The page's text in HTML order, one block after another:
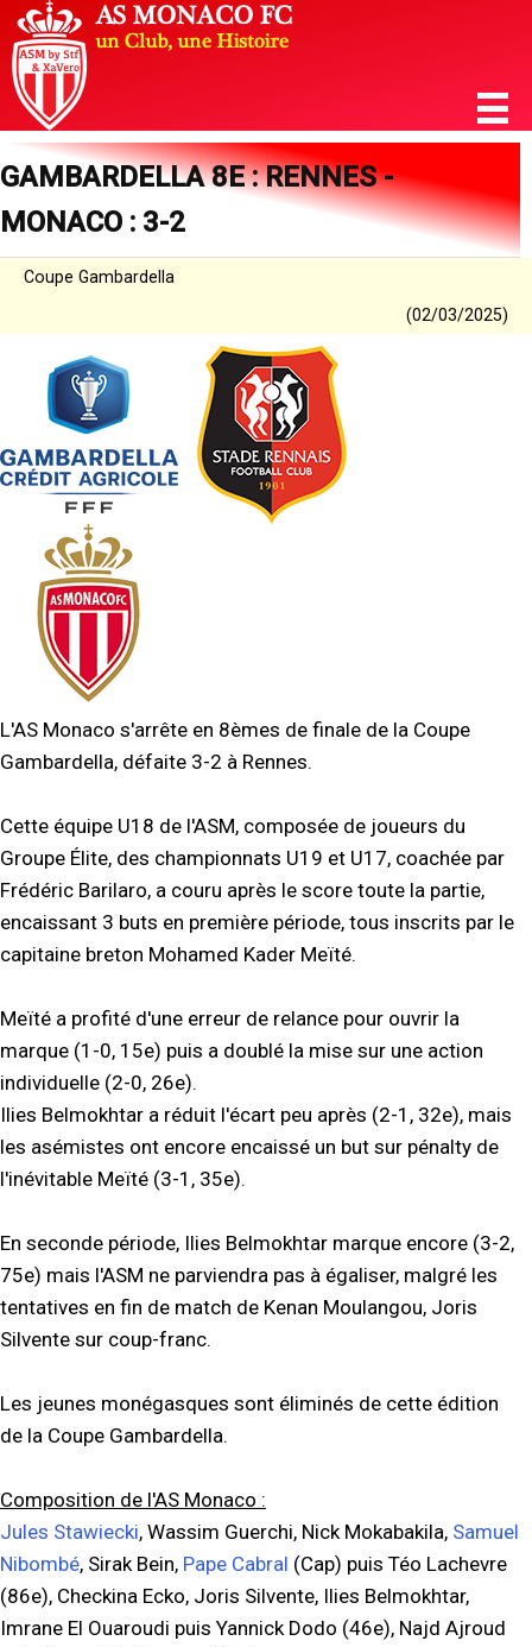
GAMBARDELLA 8E : RENNES -
MONACO : 3-2
Coupe Gambardella
(02/03/2025)
L'AS Monaco s'arrête en 8èmes de finale de la Coupe
Gambardella, défaite 3-2 à Rennes.
Cette équipe U18 de l'ASM, composée de joueurs du
Groupe Élite, des championnats U19 et U17, coachée par
Frédéric Barilaro, a couru après le score toute la partie,
encaissant 3 buts en première période, tous inscrits par le
capitaine breton Mohamed Kader Meïté.
Meïté a profité d'une erreur de relance pour ouvrir la
marque (1-0, 15e) puis a doublé la mise sur une action
individuelle (2-0, 26e).
Ilies Belmokhtar a réduit l'écart peu après (2-1, 32e), mais
les asémistes ont encore encaissé un but sur pénalty de
l'inévitable Meïté (3-1, 35e).
En seconde période, Ilies Belmokhtar marque encore (3-2,
75e) mais l'ASM ne parviendra pas à égaliser, malgré les
tentatives en fin de match de Kenan Moulangou, Joris
Silvente sur coup-franc.
Les jeunes monégasques sont éliminés de cette édition
de la Coupe Gambardella.
Composition de l'AS Monaco :
Jules Stawiecki, Wassim Guerchi, Nick Mokabakila, Samuel
Nibombé, Sirak Bein, Pape Cabral (Cap) puis Téo Lachevre
(86e), Checkina Ecko, Joris Silvente, Ilies Belmokhtar,
Imrane El Ouaroudi puis Yannick Dodo (46e), Najd Ajroud